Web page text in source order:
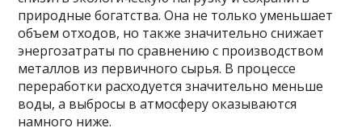
природные богатства. Она не только уменьшает
объем отходов, но также значительно снижает
энергозатраты по сравнению с производством
металлов из первичного сырья. В процессе
переработки расходуется значительно меньше
воды, а выбросы в атмосферу оказываются
намного ниже.